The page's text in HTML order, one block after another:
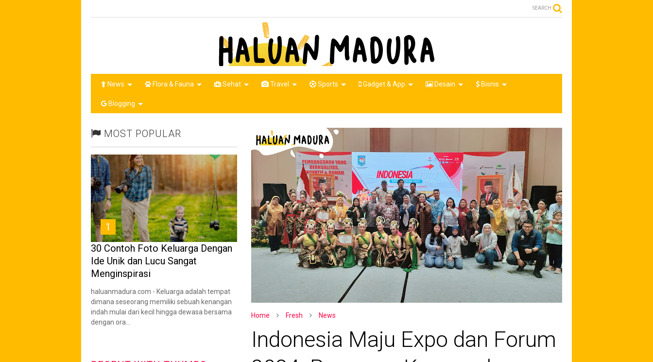
SEARCH
News Flora & Fauna Sehat Travel Sports Gadget & App Desain Bisnis
Blogging
Home Fresh News
Indonesia Maju Expo dan Forum
MOST POPULAR
1
30 Contoh Foto Keluarga Dengan
Ide Unik dan Lucu Sangat
Menginspirasi
haluanmadura.com - Keluarga adalah tempat
dimana seseorang memiliki sebuah kenangan
indah mulai dari kecil hingga dewasa bersama
dengan ora...